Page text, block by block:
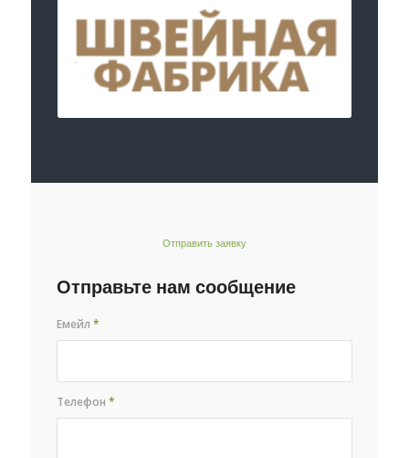
Отправить заявку
Отправьте нам сообщение
Емейл*
Телефон*